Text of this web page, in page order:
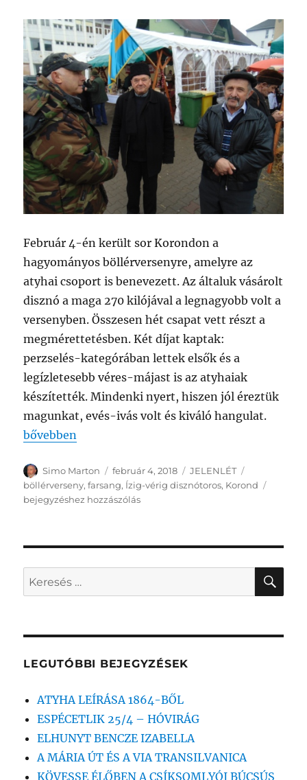
Február 4-én került sor Korondon a
hagyományos böllérversenyre, amelyre az
atyhai csoport is benevezett. Az általuk vásárolt
disznó a maga 270 kilójával a legnagyobb volt a
versenyben. Összesen hét csapat vett részt a
megmérettetésben. Két díjat kaptak:
perzselés-kategórában lettek elsők és a
legízletesebb véres-májast is az atyhaiak
készítették. Mindenki nyert, hiszen jól éreztük
magunkat, evés-ivás volt és kiváló hangulat.
„Az atyhaiak jól szerepeltek az ÍZIG-VÉRIG
bővebben
Szerző
Simo Marton Közzétéve
február 4, 2018 Kategória
JELENLÉT
böllérverseny,farsang, Ízig-vérig disznótoros, Korond
VÉRIG
bejegyzéshez hozzászólás
Keresés
a
kifejezésre:
LEGUTÓBBI BEJEGYZÉSEK
ATYHA LEÍRÁSA 1864-BŐL
ESPÉCETLIK 25/4 – HÓVIRÁG
ELHUNYT BENCZE IZABELLA
A MÁRIA ÚT ÉS A VIA TRANSILVANICA
KÖVESSE ÉLŐBEN A CSÍKSOMLYÓI BÚCSÚS